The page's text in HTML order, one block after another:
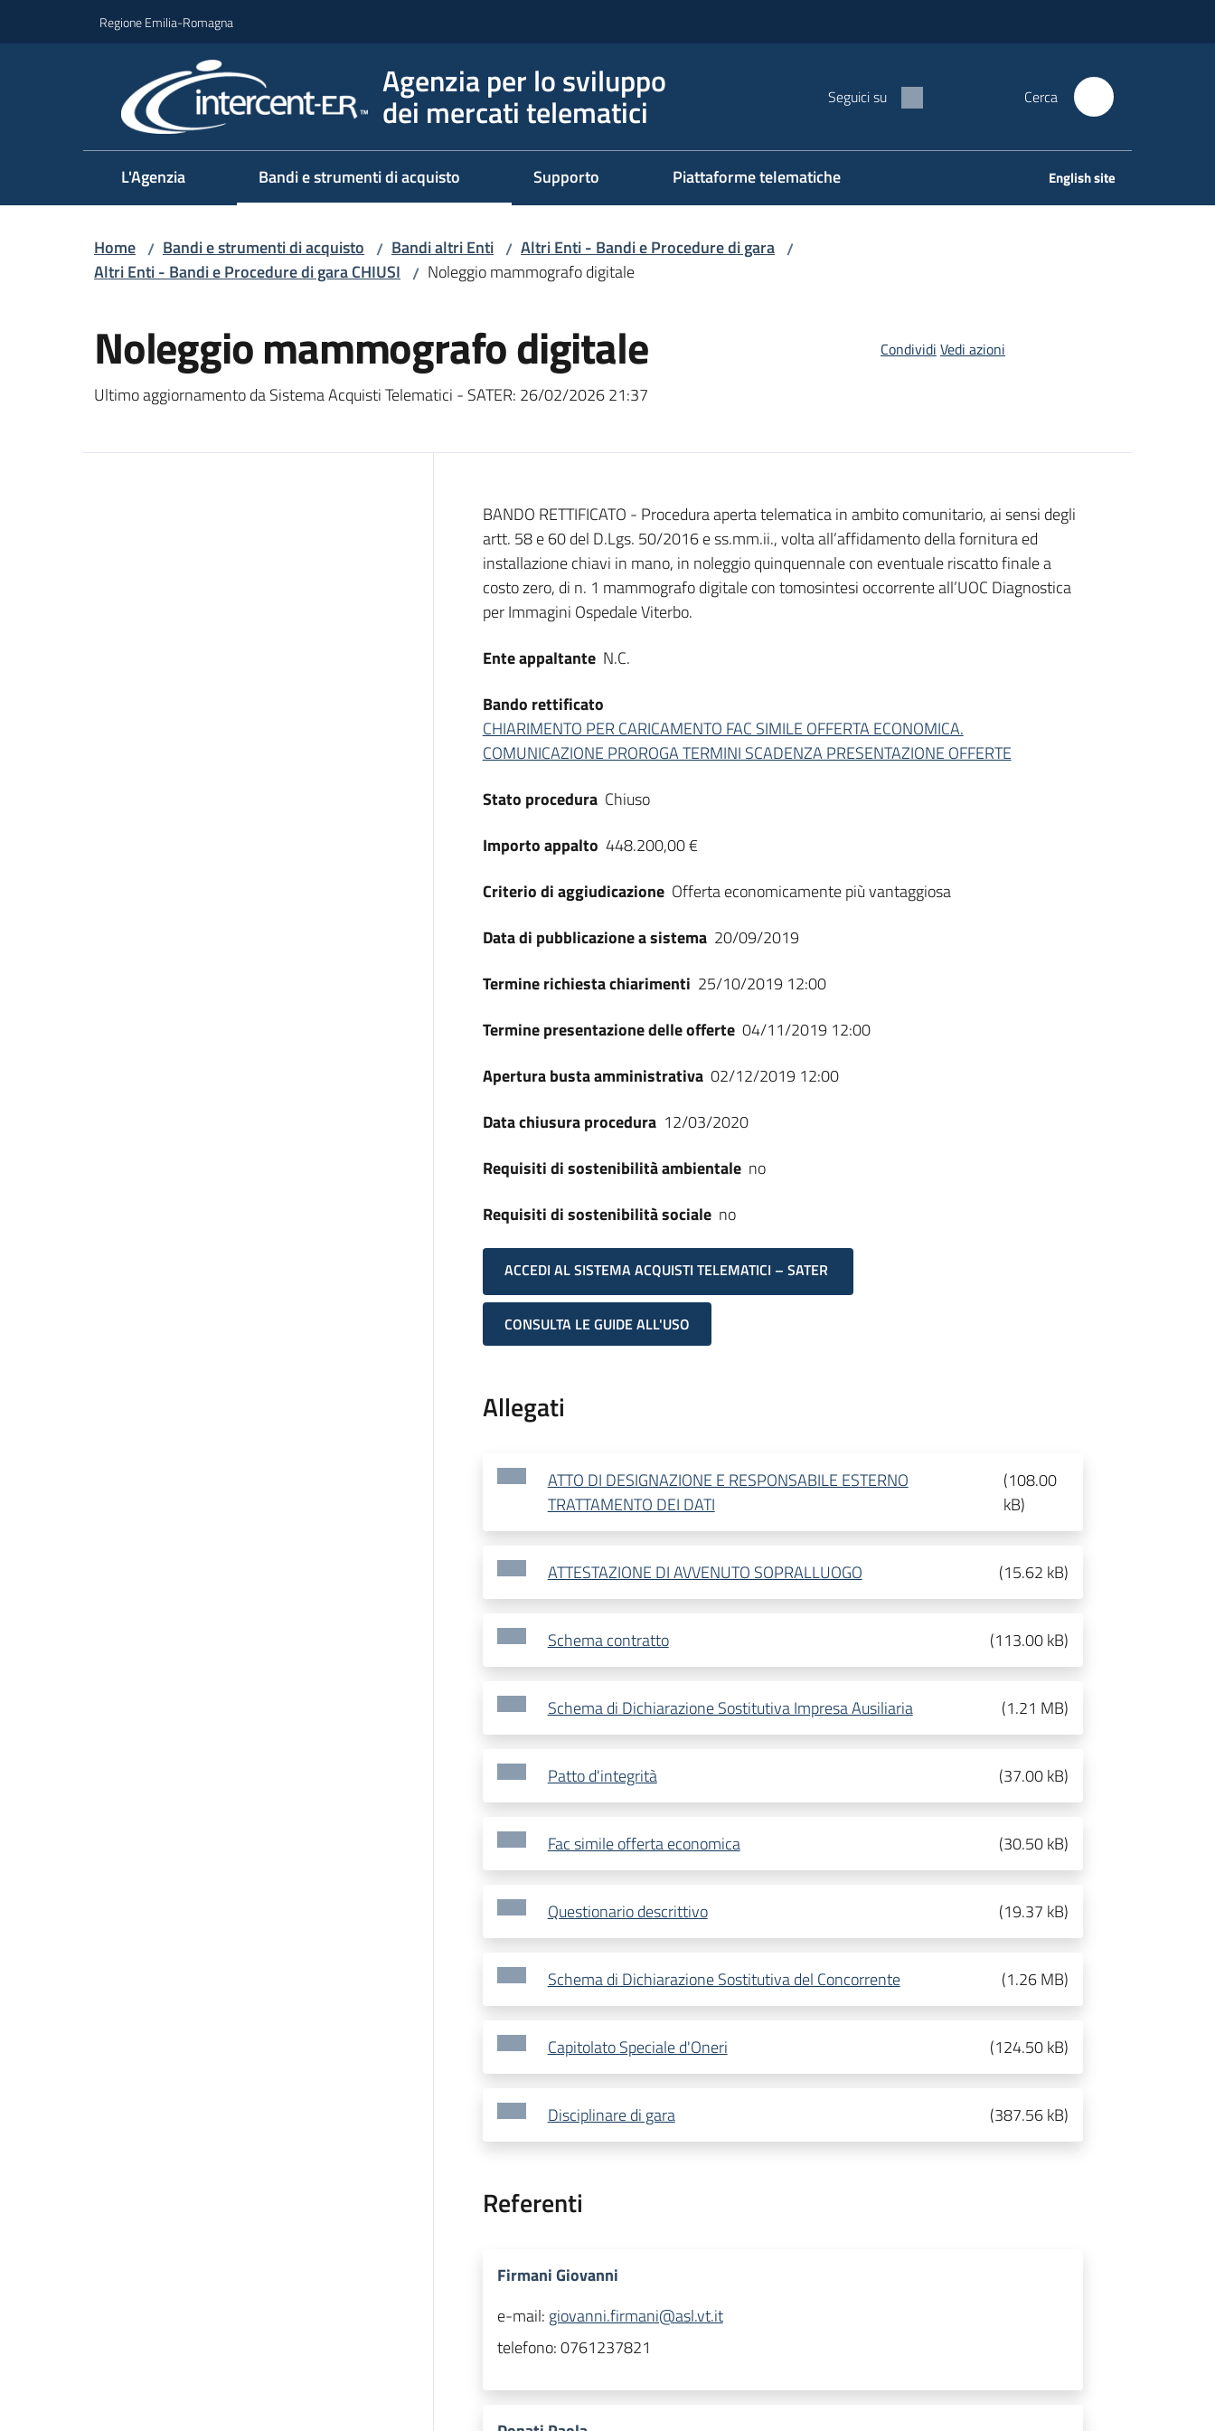
Regione Emilia-Romagna
Agenzia per lo sviluppo
dei mercati telematici Seguici su Cerca
L'Agenzia Bandi e strumenti di acquisto Supporto Piattaforme telematiche English site
Home / Bandi e strumenti di acquisto / Bandi altri Enti / Altri Enti - Bandi e Procedure di gara /
Altri Enti - Bandi e Procedure di gara CHIUSI / Noleggio mammografo digitale
Noleggio mammografo digitale
Ultimo aggiornamento da Sistema Acquisti Telematici - SATER: 26/02/2026 21:37
Condividi Vedi azioni
Dati del bando
BANDO RETTIFICATO - Procedura aperta telematica in ambito comunitario, ai sensi degli
artt. 58 e 60 del D.Lgs. 50/2016 e ss.mm.ii., volta all’affidamento della fornitura ed
installazione chiavi in mano, in noleggio quinquennale con eventuale riscatto finale a
costo zero, di n. 1 mammografo digitale con tomosintesi occorrente all’UOC Diagnostica
per Immagini Ospedale Viterbo.
Ente appaltante N.C.
Bando rettificato
CHIARIMENTO PER CARICAMENTO FAC SIMILE OFFERTA ECONOMICA.
COMUNICAZIONE PROROGA TERMINI SCADENZA PRESENTAZIONE OFFERTE
Stato procedura Chiuso
Importo appalto 448.200,00 €
Criterio di aggiudicazione Offerta economicamente più vantaggiosa
Data di pubblicazione a sistema 20/09/2019
Termine richiesta chiarimenti 25/10/2019 12:00
Termine presentazione delle offerte 04/11/2019 12:00
Apertura busta amministrativa 02/12/2019 12:00
Data chiusura procedura 12/03/2020
Requisiti di sostenibilità ambientale no
Requisiti di sostenibilità sociale no
ACCEDI AL SISTEMA ACQUISTI TELEMATICI – SATER
CONSULTA LE GUIDE ALL'USO
Allegati
ATTO DI DESIGNAZIONE E RESPONSABILE ESTERNO
TRATTAMENTO DEI DATI
(108.00
kB)
ATTESTAZIONE DI AVVENUTO SOPRALLUOGO (15.62 kB)
Schema contratto (113.00 kB)
Schema di Dichiarazione Sostitutiva Impresa Ausiliaria (1.21 MB)
Patto d'integrità (37.00 kB)
Fac simile offerta economica (30.50 kB)
Questionario descrittivo (19.37 kB)
Schema di Dichiarazione Sostitutiva del Concorrente (1.26 MB)
Capitolato Speciale d'Oneri (124.50 kB)
Disciplinare di gara (387.56 kB)
Referenti
Firmani Giovanni
e-mail: giovanni.firmani@asl.vt.it
telefono:0761237821